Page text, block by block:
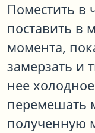
Поместить
поставить в
момента,
замерзать и
нее
перемешать
полученную